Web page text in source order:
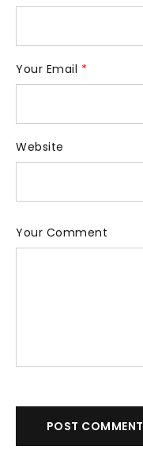
Your Email *
Website
Your Comment
POST COMMENT